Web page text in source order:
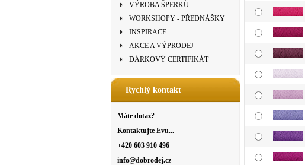
VÝROBA ŠPERKŮ
WORKSHOPY - PŘEDNÁŠKY
INSPIRACE
AKCE A VÝPRODEJ
DÁRKOVÝ CERTIFIKÁT
Rychlý kontakt
Máte dotaz?
Kontaktujte Evu...
+420 603 910 496
info@dobrodej.cz